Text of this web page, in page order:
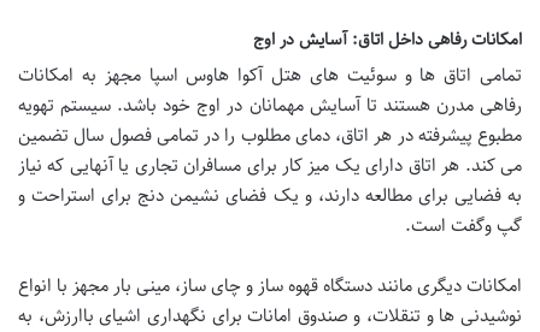
امکانات رفاهی داخل اتاق: آسایش در اوج
تمامی اتاق ها و سوئیت های هتل آکوا هاوس اسپا مجهز به امکانات
رفاهی مدرن هستند تا آسایش مهمانان در اوج خود باشد. سیستم تهویه
مطبوع پیشرفته در هر اتاق، دمای مطلوب را در تمامی فصول سال تضمین
می کند. هر اتاق دارای یک میز کار برای مسافران تجاری یا آنهایی که نیاز
به فضایی برای مطالعه دارند، و یک فضای نشیمن دنج برای استراحت و
گپ وگفت است.
امکانات دیگری مانند دستگاه قهوه ساز و چای ساز، مینی بار مجهز با انواع
نوشیدنی ها و تنقلات، و صندوق امانات برای نگهداری اشیای باارزش، به